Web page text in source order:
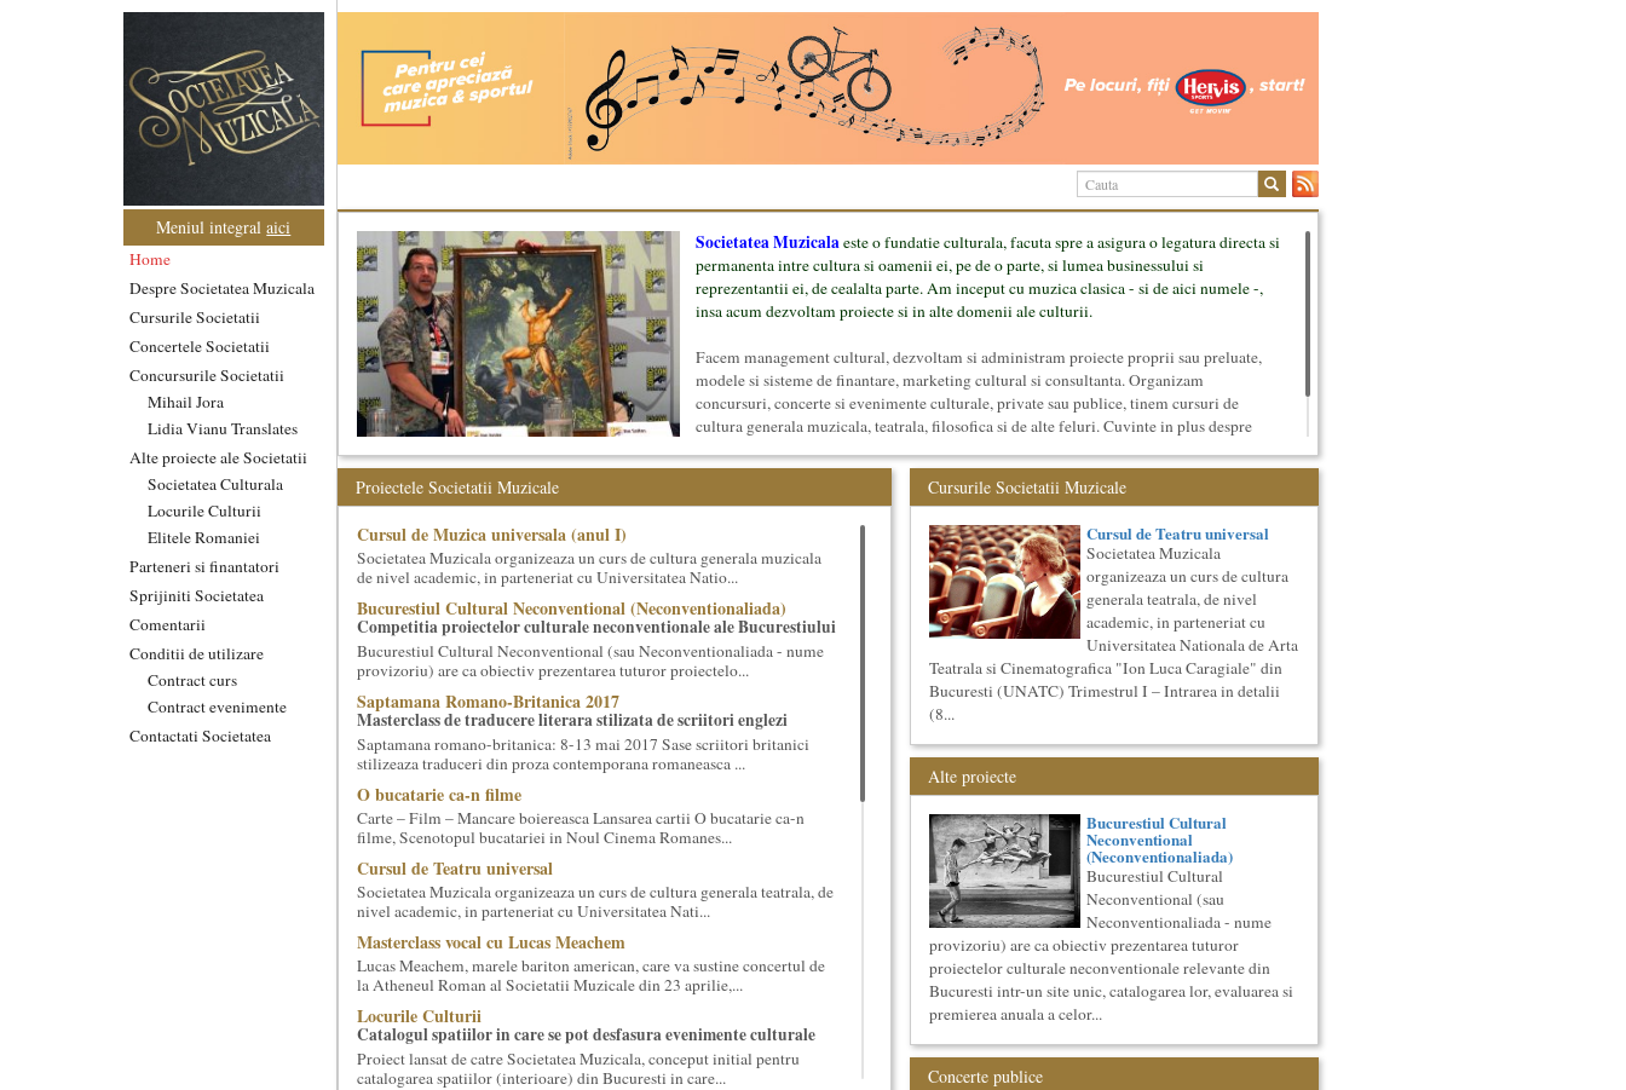
Meniul integralaici
Home
Despre Societatea Muzicala
Cursurile Societatii
Concertele Societatii
Concursurile Societatii
Mihail Jora
Lidia Vianu Translates
Alte proiecte ale Societatii
Societatea Culturala
Locurile Culturii
Elitele Romaniei
Parteneri si finantatori
Sprijiniti Societatea
Comentarii
Conditii de utilizare
Contract curs
Contract evenimente
Contactati Societatea
Societatea Muzicalaeste o fundatie culturala, facuta spre a asigura o legatura directa si
permanenta intre cultura si oamenii ei, pe de o parte, si lumea businessului si
reprezentantii ei, de cealalta parte. Am inceput cu muzica clasica - si de aici numele -,
insa acum dezvoltam proiecte si in alte domenii ale culturii.
Facem management cultural, dezvoltam si administram proiecte proprii sau preluate,
modele si sisteme de finantare, marketing cultural si consultanta. Organizam
concursuri, concerte si evenimente culturale, private sau publice, tinem cursuri de
cultura generala muzicala, teatrala, filosofica si de alte feluri. Cuvinte in plus despre
mai jos.
Proiectele Societatii Muzicale
Cursul de Muzica universala (anul I)
Societatea Muzicala organizeaza un curs de cultura generala muzicala
de nivel academic, in parteneriat cu Universitatea Natio...
Bucurestiul Cultural Neconventional (Neconventionaliada)
Competitia proiectelor culturale neconventionale ale Bucurestiului
Bucurestiul Cultural Neconventional (sau Neconventionaliada - nume
provizoriu) are ca obiectiv prezentarea tuturor proiectelo...
Saptamana Romano-Britanica 2017
Masterclass de traducere literara stilizata de scriitori englezi
Saptamana romano-britanica: 8-13 mai 2017 Sase scriitori britanici
stilizeaza traduceri din proza contemporana romaneasca ...
O bucatarie ca-n filme
Carte – Film – Mancare boiereasca Lansarea cartii O bucatarie ca-n
filme, Scenotopul bucatariei in Noul Cinema Romanes...
Cursul de Teatru universal
Societatea Muzicala organizeaza un curs de cultura generala teatrala, de
nivel academic, in parteneriat cu Universitatea Nati...
Masterclass vocal cu Lucas Meachem
Lucas Meachem, marele bariton american, care va sustine concertul de
la Atheneul Roman al Societatii Muzicale din 23 aprilie,...
Locurile Culturii
Catalogul spatiilor in care se pot desfasura evenimente culturale
Proiect lansat de catre Societatea Muzicala, conceput initial pentru
catalogarea spatiilor (interioare) din Bucuresti in care...
Cursurile Societatii Muzicale
Cursul de Teatru universal
Societatea Muzicala
organizeaza un curs de cultura
generala teatrala, de nivel
academic, in parteneriat cu
Universitatea Nationala de Arta
Teatrala si Cinematografica "Ion Luca Caragiale" din
Bucuresti (UNATC) Trimestrul I – Intrarea in detalii
(8...
Alte proiecte
Bucurestiul Cultural
Neconventional
(Neconventionaliada)
Bucurestiul Cultural
Neconventional (sau
Neconventionaliada - nume
provizoriu) are ca obiectiv prezentarea tuturor
proiectelor culturale neconventionale relevante din
Bucuresti intr-un site unic, catalogarea lor, evaluarea si
premierea anuala a celor...
Concerte publice